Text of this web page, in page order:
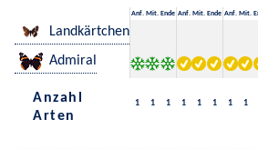
Anf. Mit. Ende Anf. Mit. Ende Anf. Mit.
Landkärtchen
Admiral
Anzahl
Arten
1 1 1 1 1 1 1 1